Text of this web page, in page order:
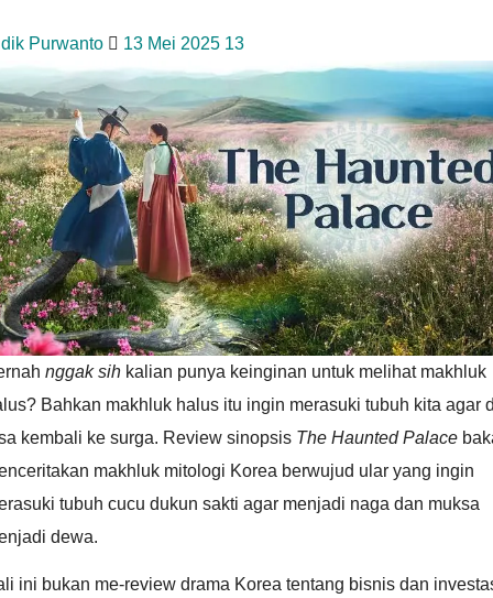
Purwanto 13 Mei 2025 13
nggak sih kalian punya keinginan untuk melihat makhluk
Bahkan makhluk halus itu ingin merasuki tubuh kita agar
kembali ke surga. Review sinopsis The Haunted Palace
makhluk mitologi Korea berwujud ular yang ingin
tubuh cucu dukun sakti agar menjadi naga dan muksa
dewa.
ini bukan me-review drama Korea tentang bisnis dan